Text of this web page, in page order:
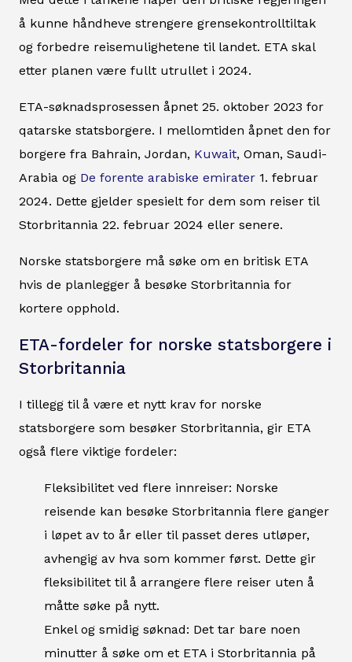
å kunne håndheve strengere grensekontrolltiltak
og forbedre reisemulighetene til landet. ETA skal
etter planen være fullt utrullet i 2024.
ETA-søknadsprosessen åpnet 25. oktober 2023 for
qatarske statsborgere. I mellomtiden åpnet den for
borgere fra Bahrain, Jordan, Kuwait, Oman, Saudi-
Arabia og De forente arabiske emirater 1. februar
2024. Dette gjelder spesielt for dem som reiser til
Storbritannia 22. februar 2024 eller senere.
Norske statsborgere må søke om en britisk ETA
hvis de planlegger å besøke Storbritannia for
kortere opphold.
ETA-fordeler for norske statsborgere i
Storbritannia
I tillegg til å være et nytt krav for norske
statsborgere som besøker Storbritannia, gir ETA
også flere viktige fordeler:
Fleksibilitet ved flere innreiser: Norske
reisende kan besøke Storbritannia flere ganger
i løpet av to år eller til passet deres utløper,
avhengig av hva som kommer først. Dette gir
fleksibilitet til å arrangere flere reiser uten å
måtte søke på nytt.
Enkel og smidig søknad: Det tar bare noen
minutter å søke om et ETA i Storbritannia på